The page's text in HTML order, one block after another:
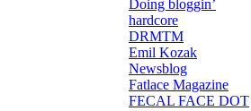
Doing bloggin’
hardcore
DRMTM
Emil Kozak
Newsblog
Fatlace Magazine
FECAL FACE DOT